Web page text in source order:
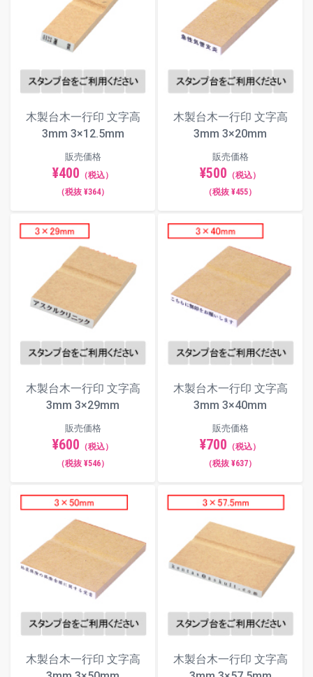
※ゴム印の特性上、余白にインクが付
着しますと押印時にインクが写りこん
でしまう可能性がございますので予め
ご承知おきください。
角ゴシック体
一行印 印面サイズ一覧（木製台木
／単位：mm）
各印面サイズのボタンを押すと、当該サイズのページ
木製台木一行印 文字高
3mm 3×12.5mm
販売価格
¥400 （税込）
（税抜 ¥364）
木製台木一行印 文字高
3mm 3×20mm
販売価格
¥500 （税込）
（税抜 ¥455）
木製台木一行印 文字高
3mm 3×29mm
販売価格
¥600 （税込）
（税抜 ¥546）
木製台木一行印 文字高
3mm 3×40mm
販売価格
¥700 （税込）
（税抜 ¥637）
木製台木一行印 文字高
木製台木一行印 文字高